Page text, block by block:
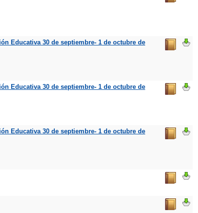
Educativa 30 de septiembre- 1 de octubre de
Educativa 30 de septiembre- 1 de octubre de
Educativa 30 de septiembre- 1 de octubre de